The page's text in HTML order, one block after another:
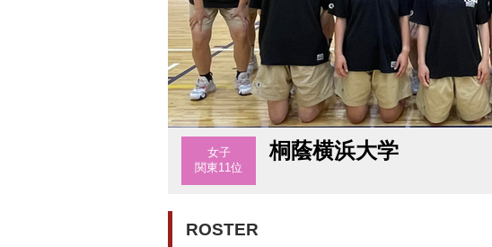
女子
関東11位
桐蔭横浜大学
ROSTER